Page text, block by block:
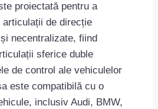
proiectată pentru a
de direcție
necentralizate, fiind
sferice duble
de control ale vehiculelor
este compatibilă cu o
inclusiv Audi, BMW,